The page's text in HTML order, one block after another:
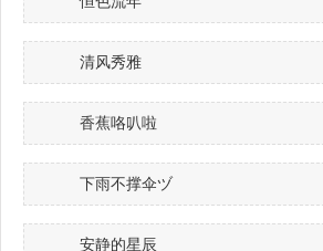
清风秀雅
香蕉咯叭啦
下雨不撑伞ヅ
安静的星辰